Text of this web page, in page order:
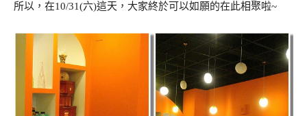
所以，在10/31(六)這天，大家終於可以如願的在此相聚啦~